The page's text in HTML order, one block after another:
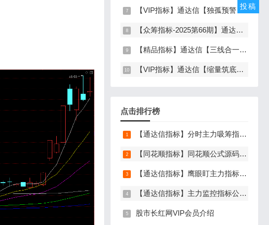
【VIP指标】通达信【独孤预警】指标，副图、选股，码力金矿独创趋势企稳预警，无未来函数，手机电脑通达信通用
【众筹指标-2025第66期】通达信【底定三秦】指标，主图、副图、选股，连板龙头低吸精准量化，出票少而精，五年平均胜率92%，手机电脑通达信通用
【精品指标】通达信【三线合一】指标，三线粘合必涨，无未来函数，手机电脑通达信通用
【VIP指标】通达信【缩量筑底】指标，主图、副图、选股，缩量洗盘后的右侧战法，无未来函数，手机电脑通达信通用
点击排行榜
【通达信指标】分时主力吸筹指标公式，分时量中显主力（分时副图）
【同花顺指标】同花顺公式源码导入方法详细图文教程
【通达信指标】鹰眼盯主力指标公式，发现主力异动资金（副图+选股）
【通达信指标】主力监控指标公式，监控主力资金和筹码异动（副图+选股）
股市长红网VIP会员介绍
投稿